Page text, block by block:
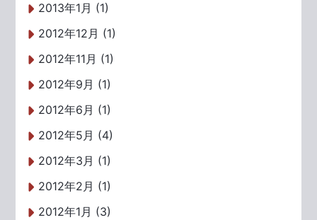
2013年1月 (1)
2012年12月 (1)
2012年11月 (1)
2012年9月 (1)
2012年6月 (1)
2012年5月 (4)
2012年3月 (1)
2012年2月 (1)
2012年1月 (3)